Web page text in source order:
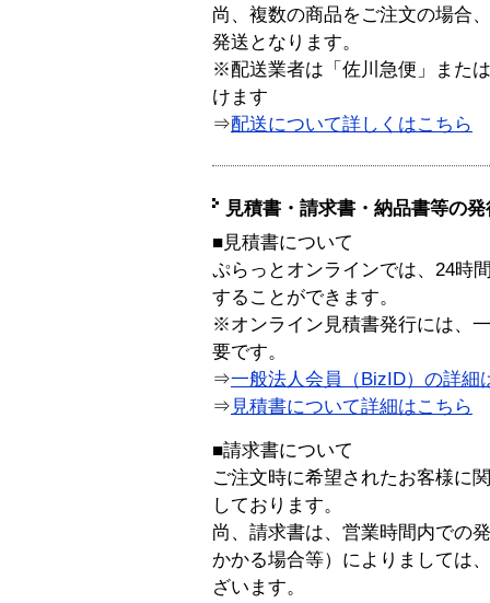
尚、複数の商品をご注文の場合
発送となります。
※配送業者は「佐川急便」また
けます
⇒配送について詳しくはこちら
見積書・請求書・納品書等の
■見積書について
ぷらっとオンラインでは、24時
することができます。
※オンライン見積書発行には、
要です。
⇒一般法人会員（BizID）の詳細
⇒ 見積書について詳細はこちら
■請求書について
ご注文時に希望されたお客様に
しております。
尚、請求書は、営業時間内での
かかる場合等）によりましては
ざいます。